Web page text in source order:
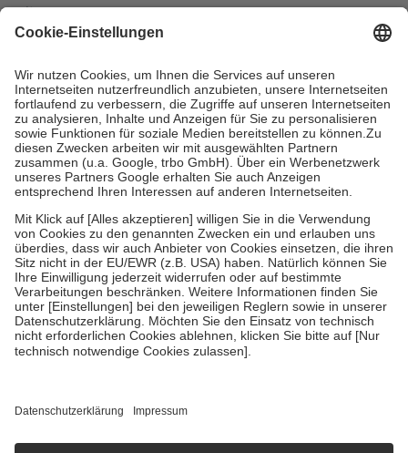
mit.
Grundsätzlich leisten Mitglieder Zuzahlungen in Höhe von zehn
höchstens zehn Euro.
Es sind jedoch nie mehr als die tatsächlichen
Kosten der Leistung zu entrichten.
Diese Regeln gelten grundsätzlich auch für Online-Apotheken.
Bei Heilmitteln und häuslicher Krankenpflege beträgt die
Zuzahlung zehn Prozent der Kosten sowie zehn Euro je
Verordnung.
Um das Engagement der Versicherten für ihre eigene Gesundheit zu
stärken und die besondere Stellung der Familie zu unterstützen,
fallenkeine Zuzahlungenan bei:
• Kindern und Jugendlichen bis zum vollendeten 18. Lebensjahr
mit Ausnahme der Fahrkosten
• Untersuchungen zur Vorsorge und Früherkennung, die von der
GKV getragen werden
• empfohlenen Schutzimpfungen
• Harn- und Blutteststreifen
getroffen, um sicherzustellen, dass es sich um echte Bewertungen
https://help.etrusted.com/hc/de/articles/4419944605341